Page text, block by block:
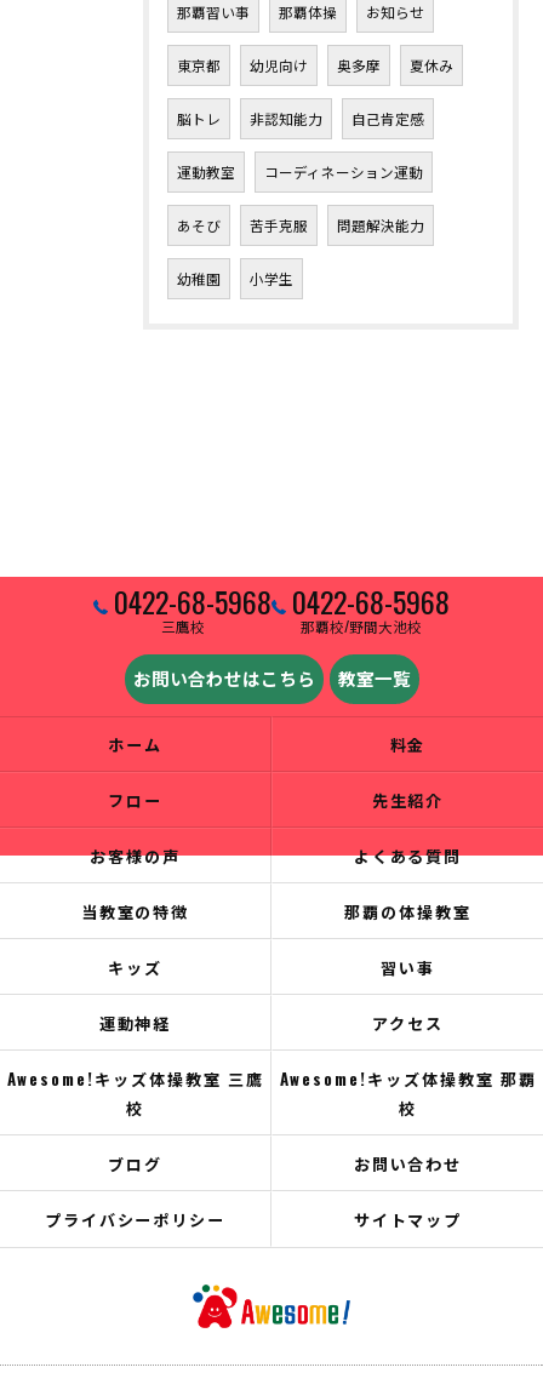
那覇習い事 那覇体操 お知らせ
東京都 幼児向け 奥多摩 夏休み
脳トレ 非認知能力 自己肯定感
運動教室 コーディネーション運動
あそび 苦手克服 問題解決能力
幼稚園 小学生
0422-68-5968
三鷹校
0422-68-5968
那覇校/野間大池校
お問い合わせはこちら 教室一覧
ホーム 料金
フロー 先生紹介
お客様の声 よくある質問
当教室の特徴 那覇の体操教室
キッズ 習い事
運動神経 アクセス
Awesome!キッズ体操教室 三鷹
校
Awesome!キッズ体操教室 那覇
校
ブログ お問い合わせ
プライバシーポリシー サイトマップ